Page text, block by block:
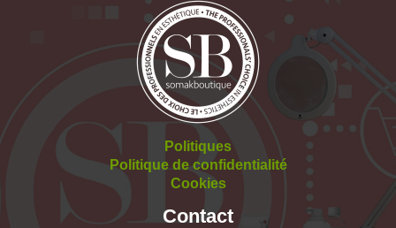
Politiques
Politique de confidentialité
Cookies
Contact